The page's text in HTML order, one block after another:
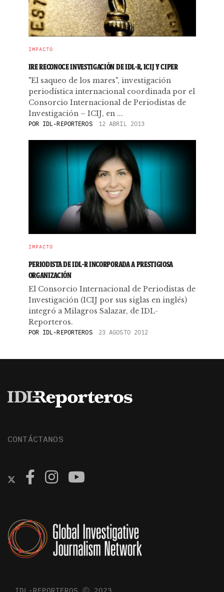
IMPACTO
IRE RECONOCE INVESTIGACIÓN DE IDL-R, ICIJ Y CIPER
"El saqueo de los mares", investigación
periodística internacional coordinada por el
Consorcio Internacional de Periodistas de
Investigación – ICIJ, en ...
POR IDL-REPORTEROS 12 ABRIL 2013
IMPACTO
PERIODISTA DE IDL-R INCORPORADA A PRESTIGIOSA
ORGANIZACIÓN
El Consorcio Internacional de Periodistas de
Investigación (ICIJ por sus siglas en inglés)
integró a Milagros Salazar, de IDL-
Reporteros.
POR IDL-REPORTEROS 23 AGOSTO 2012
CONTÁCTANOS